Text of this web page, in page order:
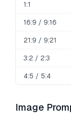
1:1
16:9 / 9:16
21:9 / 9:21
3:2 / 2:3
4:5 / 5:4
Image